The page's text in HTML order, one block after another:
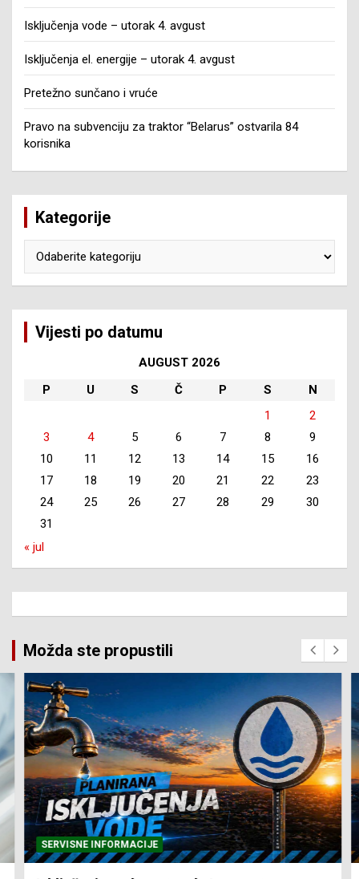
Isključenja vode – utorak 4. avgust
Isključenja el. energije – utorak 4. avgust
Pretežno sunčano i vruće
Pravo na subvenciju za traktor “Belarus” ostvarila 84
korisnika
Kategorije
Vijesti po datumu
AUGUST 2026
P
U S Č P S
N
1
2
3
4 5 6 7 8
9
10
11 12 13 14 15
16
17
18 19 20 21 22
23
24
25 26 27 28 29
30
31
« jul
Možda ste propustili
SERVISNE INFORMACIJE